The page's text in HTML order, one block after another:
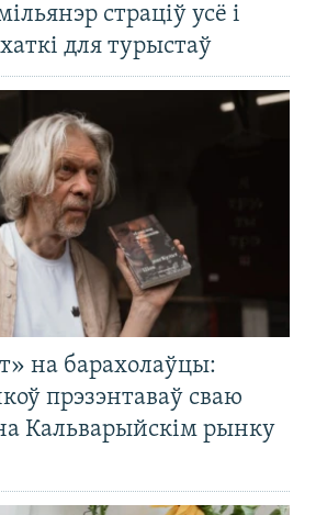
страціў усё і
для турыстаў
на барахолаўцы:
прэзэнтаваў сваю
Кальварыйскім рынку